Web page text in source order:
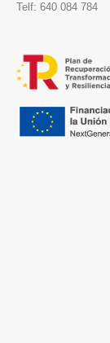
Telf: 640 084 784